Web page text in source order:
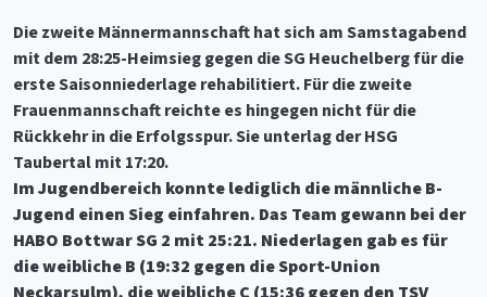
Die zweite Männermannschaft hat sich am Samstagabend
mit dem 28:25-Heimsieg gegen die SG Heuchelberg für die
erste Saisonniederlage rehabilitiert. Für die zweite
Frauenmannschaft reichte es hingegen nicht für die
Rückkehr in die Erfolgsspur. Sie unterlag der HSG
Taubertal mit 17:20.
Im Jugendbereich konnte lediglich die männliche B-
Jugend einen Sieg einfahren. Das Team gewann bei der
HABO Bottwar SG 2 mit 25:21. Niederlagen gab es für
die weibliche B (19:32 gegen die Sport-Union
Neckarsulm), die weibliche C (15:36 gegen den TSV